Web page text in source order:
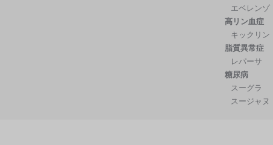
エベレンゾ
高リン血症
キックリン
脂質異常症
レパーサ
糖尿病
スーグラ
スージャヌ